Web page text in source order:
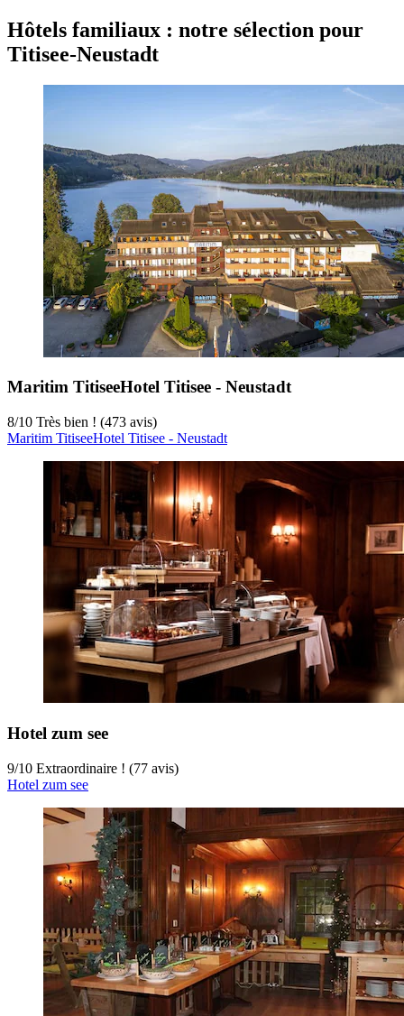
Hôtels familiaux : notre sélection pour
Titisee-Neustadt
Maritim TitiseeHotel Titisee - Neustadt
8/10 Très bien ! (473 avis)
Maritim TitiseeHotel Titisee - Neustadt
Hotel zum see
9/10 Extraordinaire ! (77 avis)
Hotel zum see